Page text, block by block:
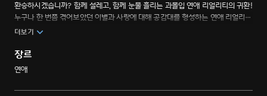
환승하시겠습니까? 함께 설레고, 함께 눈물 흘리는 과몰입 연애 리얼리티의 귀환!
누구나 한 번쯤 겪어보았던 이별과 사랑에 대해 공감대를 형성하는 연애 리얼리티
프로그램
더보기
장르
연애